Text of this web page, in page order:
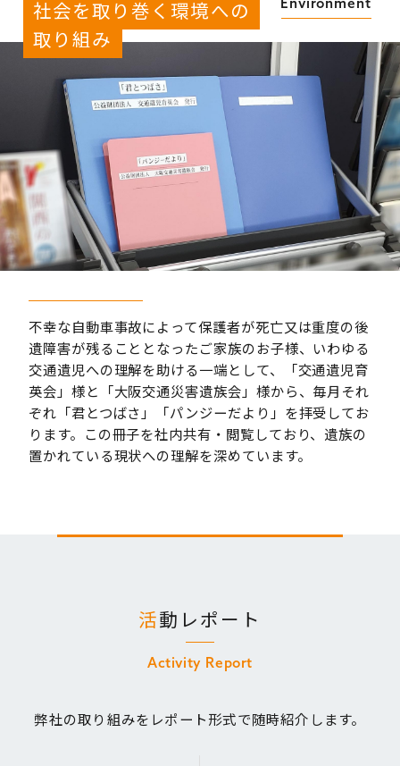
社会を取り巻く環境への
取り組み
不幸な自動車事故によって保護者が死亡又は重度の後
遺障害が残ることとなったご家族のお子様、いわゆる
交通遺児への理解を助ける一端として、「交通遺児育
英会」様と「大阪交通災害遺族会」様から、毎月それ
ぞれ「君とつばさ」「パンジーだより」を拝受してお
ります。この冊子を社内共有・閲覧しており、遺族の
置かれている現状への理解を深めています。
活動レポート
Activity Report
弊社の取り組みをレポート形式で随時紹介します。